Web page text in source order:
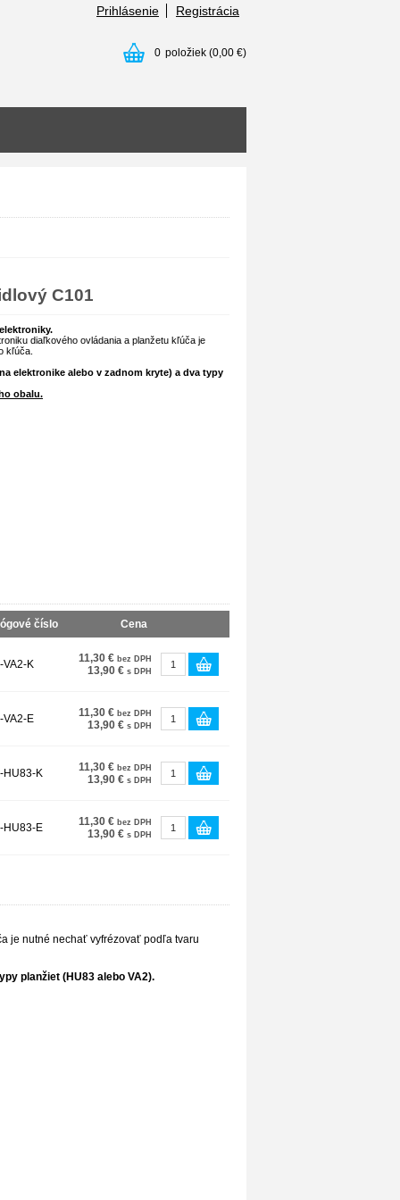
Prihlásenie Registrácia
0 položiek (0,00 €)
C101
diaľkového ovládania a planžetu kľúča je
kľúča.
elektronike alebo v zadnom kryte) a dva typy
obalu.
číslo Cena
VA2-K 11,30 € bez DPH
13,90 € s DPH
VA2-E 11,30 € bez DPH
13,90 € s DPH
HU83-K 11,30 € bez DPH
13,90 € s DPH
HU83-E 11,30 € bez DPH
13,90 € s DPH
je nutné nechať vyfrézovať podľa tvaru
planžiet (HU83 alebo VA2).